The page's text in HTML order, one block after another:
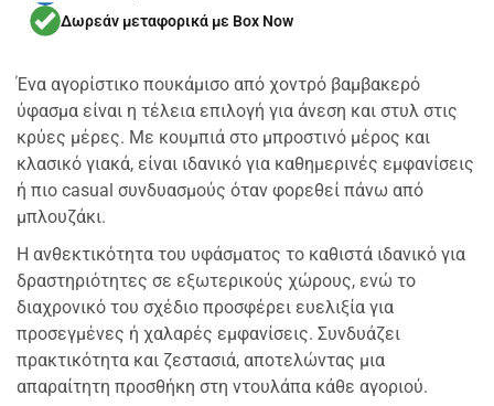
Δωρεάν μεταφορικά με Box Now
Ένα αγορίστικο πουκάμισο από χοντρό βαμβακερό
ύφασμα είναι η τέλεια επιλογή για άνεση και στυλ στις
κρύες μέρες. Με κουμπιά στο μπροστινό μέρος και
κλασικό γιακά, είναι ιδανικό για καθημερινές εμφανίσεις
ή πιο casual συνδυασμούς όταν φορεθεί πάνω από
μπλουζάκι.
Η ανθεκτικότητα του υφάσματος το καθιστά ιδανικό για
δραστηριότητες σε εξωτερικούς χώρους, ενώ το
διαχρονικό του σχέδιο προσφέρει ευελιξία για
προσεγμένες ή χαλαρές εμφανίσεις. Συνδυάζει
πρακτικότητα και ζεστασιά, αποτελώντας μια
απαραίτητη προσθήκη στη ντουλάπα κάθε αγοριού.